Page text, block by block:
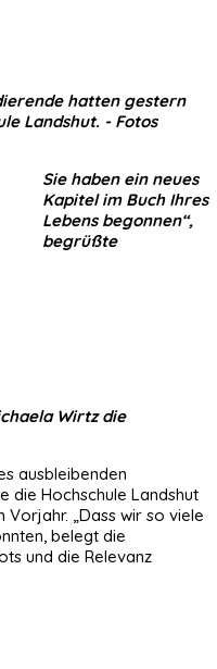
hatten gestern
Landshut. - Fotos
Sie haben ein neues
Kapitel im Buch Ihres
Lebens begonnen“,
begrüßte
Wirtz die
ausbleibenden
die Hochschule Landshut
Vorjahr. „Dass wir so viele
belegt die
und die Relevanz